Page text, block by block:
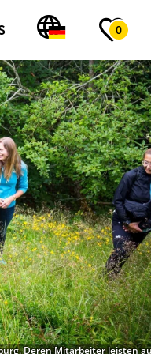
0
Deren Mitarbeiter leisten